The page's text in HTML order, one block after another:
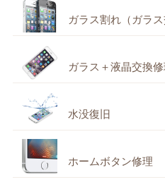
ガラス割れ（ガラ
ガラス＋液晶交換修
水没復旧
ホームボタン修理